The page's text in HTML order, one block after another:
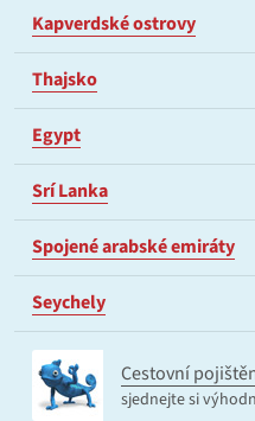
Kapverdské ostrovy
Thajsko
Egypt
Srí Lanka
Spojené arabské emiráty
Seychely
Cestovní
sjednejte si